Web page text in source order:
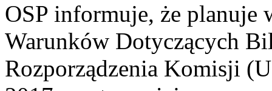
OSP informuje, że planuje
Warunków Dotyczących
Rozporządzenia Komisji